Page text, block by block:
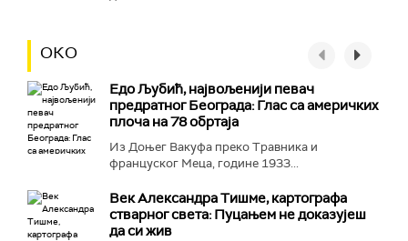
ОКО
Едо Љубић, највољенији певач
предратног Београда: Глас са америчких
плоча на 78 обртаја
Из Доњег Вакуфа преко Травника и
француског Меца, године 1933...
Век Александра Тишме, картографа
стварног света: Пуцањем не доказујеш
да си жив